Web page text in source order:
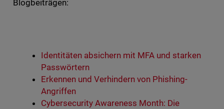
Blogbeiträgen:
Identitäten absichern mit MFA und starken
Passwörtern
Erkennen und Verhindern von Phishing-
Angriffen
Cybersecurity Awareness Month: Die